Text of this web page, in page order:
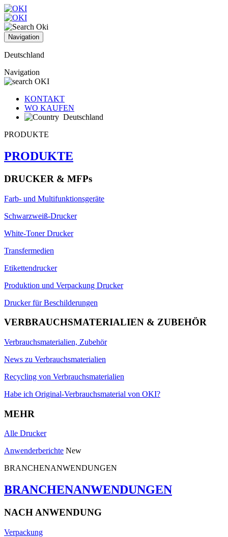
Navigation
Deutschland
Navigation
KONTAKT
WO KAUFEN
Deutschland
PRODUKTE
PRODUKTE
DRUCKER & MFPs
Farb- und Multifunktionsgeräte
Schwarzweiß-Drucker
White-Toner Drucker
Transfermedien
Etikettendrucker
Produktion und Verpackung Drucker
Drucker für Beschilderungen
VERBRAUCHSMATERIALIEN & ZUBEHÖR
Verbrauchsmaterialien, Zubehör
News zu Verbrauchsmaterialien
Recycling von Verbrauchsmaterialien
Habe ich Original-Verbrauchsmaterial von OKI?
MEHR
Alle Drucker
Anwenderberichte New
BRANCHENANWENDUNGEN
BRANCHENANWENDUNGEN
NACH ANWENDUNG
Verpackung